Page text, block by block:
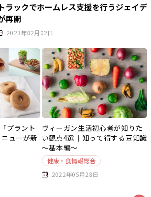
ラックでホームレス支援を行うジェイデ
再開
2023年02月02日
プラント
ューが新
ヴィーガン生活初心者が知りた
い観点4選｜知って得する豆知識
～基本編～
健康・食情報総合
2022年05月28日